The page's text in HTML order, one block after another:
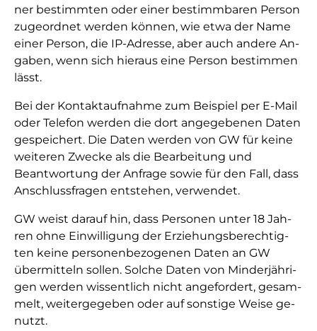
ner be­stimm­ten oder ei­ner be­stimm­ba­ren Per­son
zu­ge­ord­net wer­den kön­nen, wie etwa der Name
ei­ner Per­son, die IP-Adres­se, aber auch an­de­re An­
ga­ben, wenn sich hie­raus ei­ne Per­son be­stim­men
lässt.
Bei der Kontaktaufnahme zum Beispiel per E-Mail
oder Telefon werden die dort angegebenen Daten
gespeichert. Die Daten werden von GW für keine
weiteren Zwecke als die Bearbeitung und
Beantwortung der Anfrage sowie für den Fall, dass
Anschlussfragen entstehen, verwendet.
GW weist da­rauf hin, dass Per­so­nen un­ter 18 Jah­
ren oh­ne Ein­wil­li­gung der Er­zie­hungs­be­rech­tig­
ten kei­ne per­so­nen­be­zo­ge­nen Da­ten an GW
über­mit­teln sol­len. Sol­che Da­ten von Min­der­jäh­ri­
gen wer­den wis­sent­lich nicht an­ge­for­dert, ge­sam­
melt, wei­ter­ge­ge­ben oder auf sons­ti­ge Wei­se ge­
nutzt.